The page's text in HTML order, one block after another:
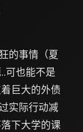
的事情（夏
可也能不是
巨大的外债
实际行动减
下大学的课